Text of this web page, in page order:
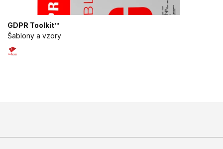
GDPR Toolkit™
Šablony a vzory